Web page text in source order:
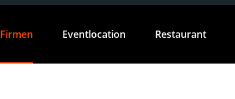
Firmen Eventlocation Restaurant